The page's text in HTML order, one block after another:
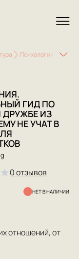
Психология
ГИД ПО
ИЗ
НЕ УЧАТ В
★0 отзывов
НЕТ В НАЛИЧИИ
отношений, от